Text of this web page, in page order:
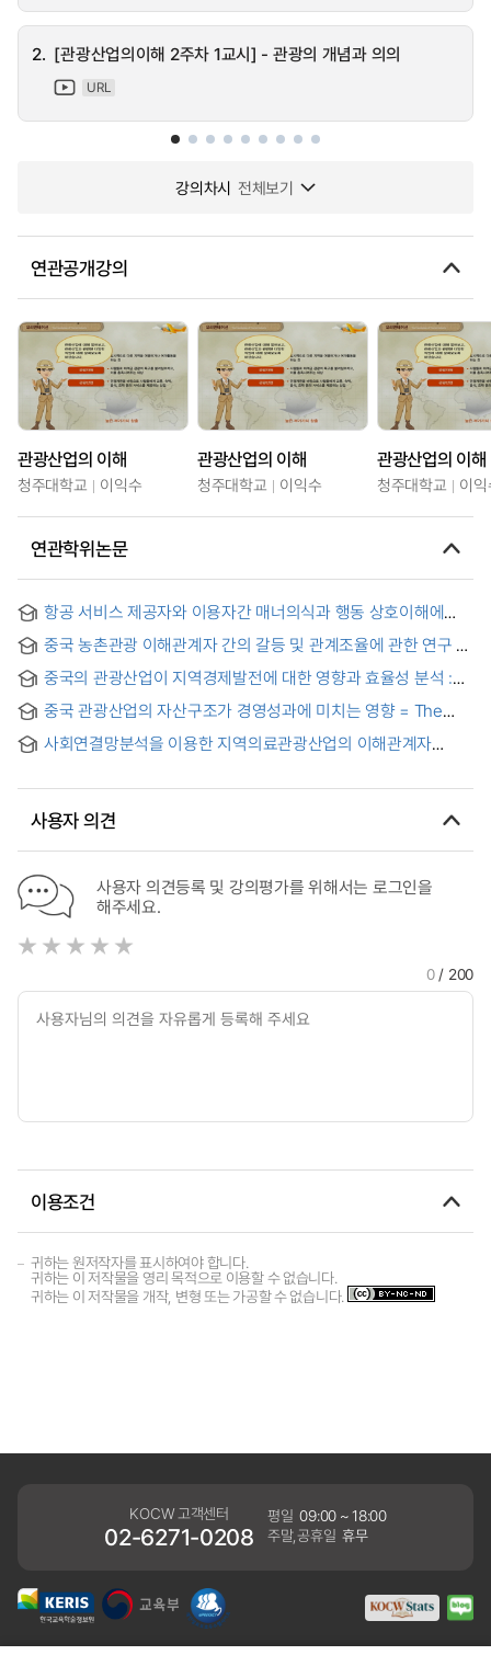
2. [관광산업의이해 2주차 1교시] - 관광의 개념과 의의
URL
강의차시 전체보기
연관공개강의
관광산업의 이해
청주대학교 이익수
관광산업의 이해
청주대학교 이익수
관광산업의 이해
청주대학교 이
연관학위논문
항공 서비스 제공자와 이용자간 매너의식과 행동 상호이해에
관한 연구 : 상호지향성 모델을 적용하여 = (A) Study for Mutual
Understanding of the Manner Consciousness and
Expression Behavior Shared Between Airline-service
Offerers and its Customers
중국 농촌관광 이해관계자 간의 갈등 및 관계조율에 관한 연구 =
Research on the Contradiction and Relationship
Coordination among Stakeholders of Rural Tourism in
China
중국의 관광산업이 지역경제발전에 대한 영향과 효율성 분석 :
중국 관광산업의 자산구조가 경영성과에 미치는 영향 = The
Impact of the Asset Structure of China's Tourism Industry
on the Management Performance
사회연결망분석을 이용한 지역의료관광산업의 이해관계자
on the interest group networks of regional medical
districts of Seoul
사용자 의견
사용자 의견등록 및 강의평가를 위해서는 로그인을
해주세요.
0/ 200
이용조건
귀하는 원저작자를 표시하여야 합니다.
귀하는 이 저작물을 영리 목적으로 이용할 수 없습니다.
귀하는 이 저작물을 개작, 변형 또는 가공할 수 없습니다.
KOCW 고객센터
02-6271-0208
평일 09:00 ~ 18:00
주말,공휴일 휴무